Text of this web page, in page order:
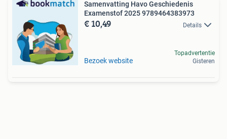
Samenvatting Havo Geschiedenis
Examenstof 2025 9789464383973
€ 10,49 Details
Bezoek website
Topadvertentie
Gisteren